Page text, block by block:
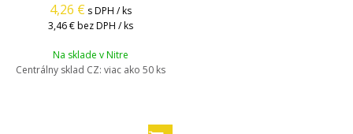
4,26 € s DPH / ks
3,46 € bez DPH / ks
Na sklade v Nitre
Centrálny sklad CZ: viac ako 50 ks